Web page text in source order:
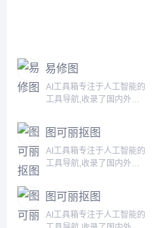
易修图
AI工具箱专注于人工智能的
工具导航,收录了国内外
供丰富的AI资源。帮助您加
入人工智能浪潮，自动化高
效完成任务！...
图可丽抠图
AI工具箱专注于人工智能的
工具导航,收录了国内外
供丰富的AI资源。帮助您加
入人工智能浪潮，自动化高
效完成任务！...
图可丽抠图
AI工具箱专注于人工智能的